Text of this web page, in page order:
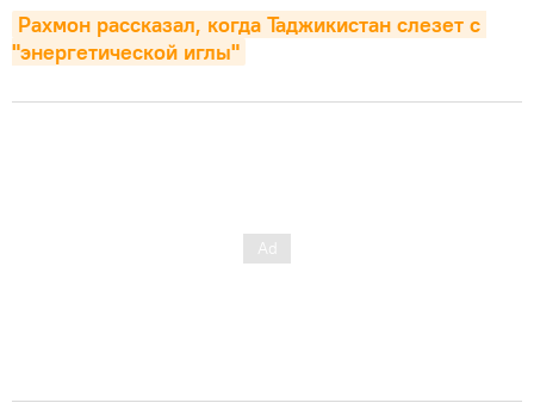
Рахмон рассказал, когда Таджикистан слезет с
"энергетической иглы"